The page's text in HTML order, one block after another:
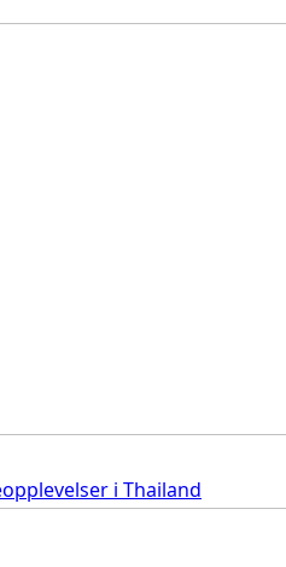
i Thailand